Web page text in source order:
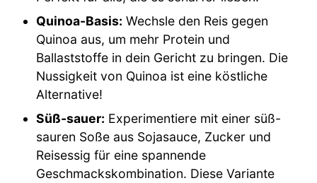
Quinoa-Basis: Wechsle den Reis gegen
Quinoa aus, um mehr Protein und
Ballaststoffe in dein Gericht zu bringen. Die
Nussigkeit von Quinoa ist eine köstliche
Alternative!
Süß-sauer: Experimentiere mit einer süß-
sauren Soße aus Sojasauce, Zucker und
Reisessig für eine spannende
Geschmackskombination. Diese Variante